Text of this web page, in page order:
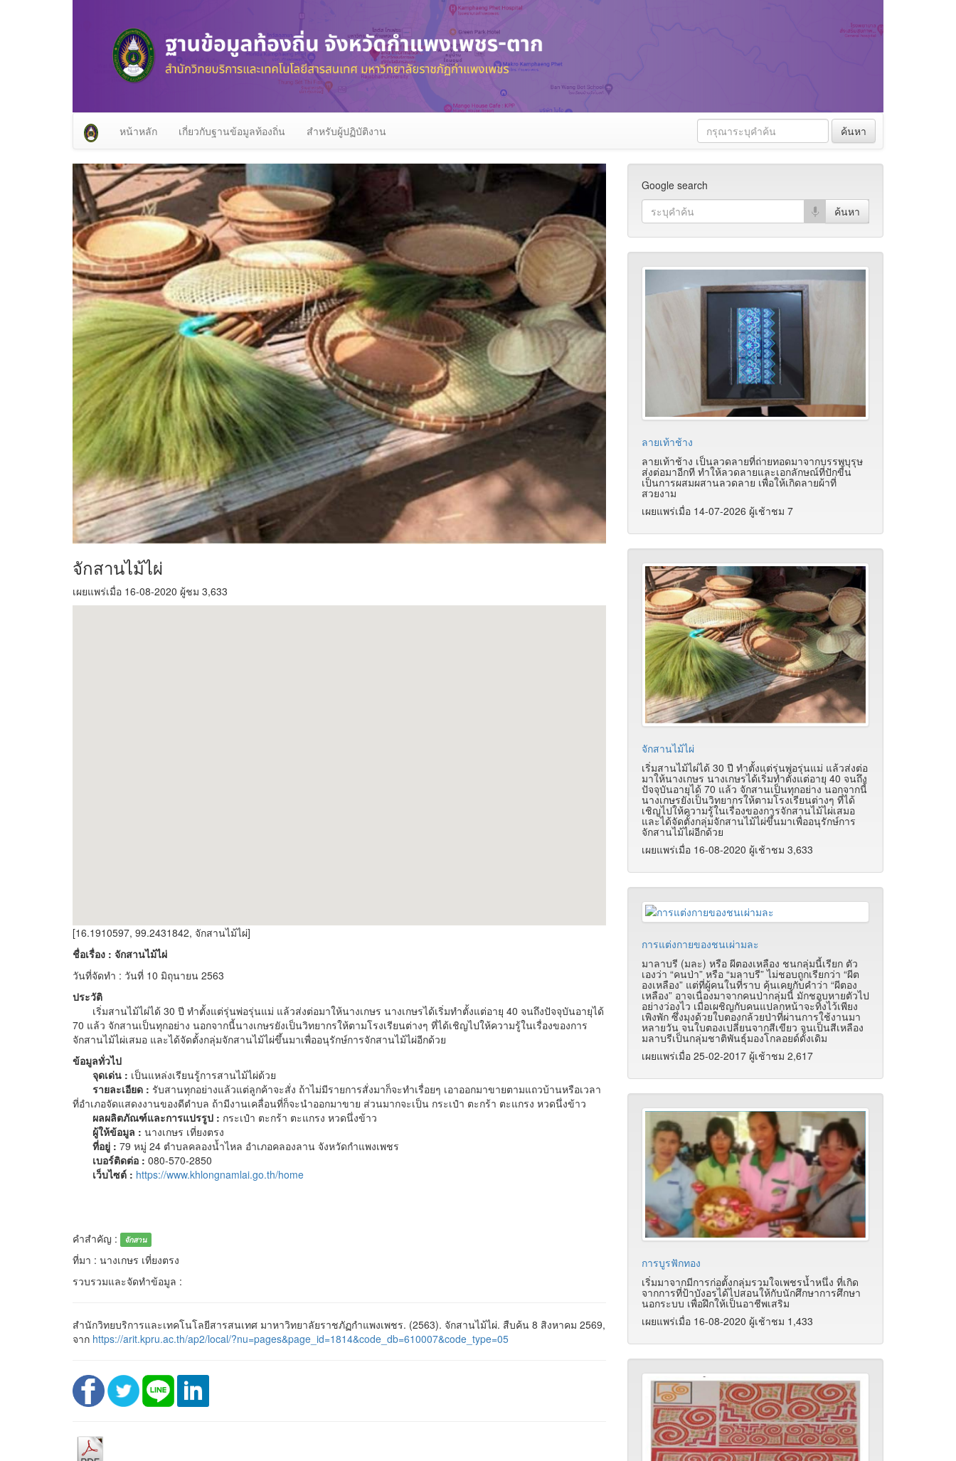
หน้าหลัก เกี่ยวกับฐานข้อมูลท้องถิ่น สำหรับผู้ปฏิบัติงาน ค้นหา
จักสานไม้ไผ่
เผยแพร่เมื่อ 16-08-2020 ผู้ชม 3,633
[16.1910597, 99.2431842, จักสานไม้ไผ่]
ชื่อเรื่อง : จักสานไม้ไผ่
วันที่จัดทำ : วันที่ 10 มิถุนายน 2563
ประวัติ
เริ่มสานไม้ไผ่ได้ 30 ปี ทำตั้งแต่รุ่นพ่อรุ่นแม่ แล้วส่งต่อมาให้นางเกษร นางเกษรได้เริ่มทำตั้งแต่อายุ 40 จนถึงปัจจุบันอายุได้
70 แล้ว จักสานเป็นทุกอย่าง นอกจากนี้นางเกษรยังเป็นวิทยากรให้ตามโรงเรียนต่างๆ ที่ได้เชิญไปให้ความรู้ในเรื่องของการ
จักสานไม้ไผ่เสมอ และได้จัดตั้งกลุ่มจักสานไม้ไผ่ขึ้นมาเพื่ออนุรักษ์การจักสานไม้ไผ่อีกด้วย
ข้อมูลทั่วไป
จุดเด่น : เป็นแหล่งเรียนรู้การสานไม้ไผ่ด้วย
รายละเอียด : รับสานทุกอย่างแล้วแต่ลูกค้าจะสั่ง ถ้าไม่มีรายการสั่งมาก็จะทำเรื่อยๆ เอาออกมาขายตามแถวบ้านหรือเวลา
ที่อำเภอจัดแสดงงานของดีตำบล ถ้ามีงานเคลื่อนที่ก็จะนำออกมาขาย ส่วนมากจะเป็น กระเป๋า ตะกร้า ตะแกรง หวดนึ่งข้าว
ผลผลิตภัณฑ์และการแปรรูป : กระเป๋า ตะกร้า ตะแกรง หวดนึ่งข้าว
ผู้ให้ข้อมูล : นางเกษร เที่ยงตรง
ที่อยู่ : 79 หมู่ 24 ตำบลคลองน้ำไหล อำเภอคลองลาน จังหวัดกำแพงเพชร
เบอร์ติดต่อ : 080-570-2850
เว็บไซต์ : https://www.khlongnamlai.go.th/home
คำสำคัญ : จักสาน
ที่มา : นางเกษร เที่ยงตรง
รวบรวมและจัดทำข้อมูล :
สำนักวิทยบริการและเทคโนโลยีสารสนเทศ มาหาวิทยาลัยราชภัฏกำแพงเพชร. (2563). จักสานไม้ไผ่. สืบค้น 8 สิงหาคม 2569,
จาก https://arit.kpru.ac.th/ap2/local/?nu=pages&page_id=1814&code_db=610007&code_type=05
Google search
ลายเท้าช้าง
ลายเท้าช้าง เป็นลวดลายที่ถ่ายทอดมาจากบรรพบุรุษ
ส่งต่อมาอีกที ทำให้ลวดลายและเอกลักษณ์ที่ปักขี้น
เป็นการผสมผสานลวดลาย เพื่อให้เกิดลายผ้าที่
สวยงาม
เผยแพร่เมื่อ 14-07-2026 ผู้เช้าชม 7
จักสานไม้ไผ่
เริ่มสานไม้ไผ่ได้ 30 ปี ทำตั้งแต่รุ่นพ่อรุ่นแม่ แล้วส่งต่อ
มาให้นางเกษร นางเกษรได้เริ่มทำตั้งแต่อายุ 40 จนถึง
ปัจจุบันอายุได้ 70 แล้ว จักสานเป็นทุกอย่าง นอกจากนี้
นางเกษรยังเป็นวิทยากรให้ตามโรงเรียนต่างๆ ที่ได้
เชิญไปให้ความรู้ในเรื่องของการจักสานไม้ไผ่เสมอ
และได้จัดตั้งกลุ่มจักสานไม้ไผ่ขึ้นมาเพื่ออนุรักษ์การ
จักสานไม้ไผ่อีกด้วย
เผยแพร่เมื่อ 16-08-2020 ผู้เช้าชม 3,633
การแต่งกายของชนเผ่ามละ
มาลาบรี (มละ) หรือ ผีตองเหลือง ชนกลุ่มนี้เรียก ตัว
เองว่า “คนป่า” หรือ “มลาบรี” ไม่ชอบถูกเรียกว่า “ผีต
องเหลือง” แต่ที่ผู้คนในที่ราบ คุ้นเคยกับคำว่า “ผีตอง
เหลือง” อาจเนื่องมาจากคนป่ากลุ่มนี้ มักชอบหายตัวไป
อย่างว่องไว เมื่อเผชิญกับคนแปลกหน้าจะทิ้งไว้เพียง
เพิงพัก ซึ่งมุงด้วยใบตองกล้วยป่าที่ผ่านการใช้งานมา
หลายวัน จนใบตองเปลี่ยนจากสีเขียว จนเป็นสีเหลือง
มลาบรีเป็นกลุ่มชาติพันธุ์มองโกลอยด์ดั้งเดิม
เผยแพร่เมื่อ 25-02-2017 ผู้เช้าชม 2,617
การบูรฟักทอง
เริ่มมาจากมีการก่อตั้งกลุ่มรวมใจเพชรน้ำหนึ่ง ที่เกิด
จากการที่ป้าบังอรได้ไปสอนให้กับนักศึกษาการศึกษา
นอกระบบ เพื่อฝึกให้เป็นอาชีพเสริม
เผยแพร่เมื่อ 16-08-2020 ผู้เช้าชม 1,433